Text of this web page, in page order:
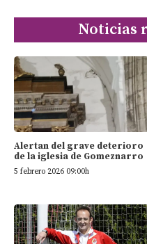
Noticias
Alertan del grave deterioro
de la iglesia de Gomeznarro
5 febrero 2026 09:00h